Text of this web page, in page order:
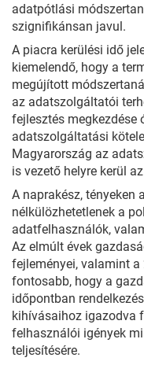
adatpótlási
szignifikánsan javul.
A piacra kerülési idő
kiemelendő, hogy a
megújított
az adatszolgáltatói
fejlesztés
adatszolgáltatási
Magyarország az
is vezető helyre kerül
A naprakész, tényeken
nélkülözhetetlenek a
adatfelhasználók,
Az elmúlt évek
fejleményei, valamint
fontosabb, hogy a
időpontban
kihívásaihoz igazodva
felhasználói igények
teljesítésére.